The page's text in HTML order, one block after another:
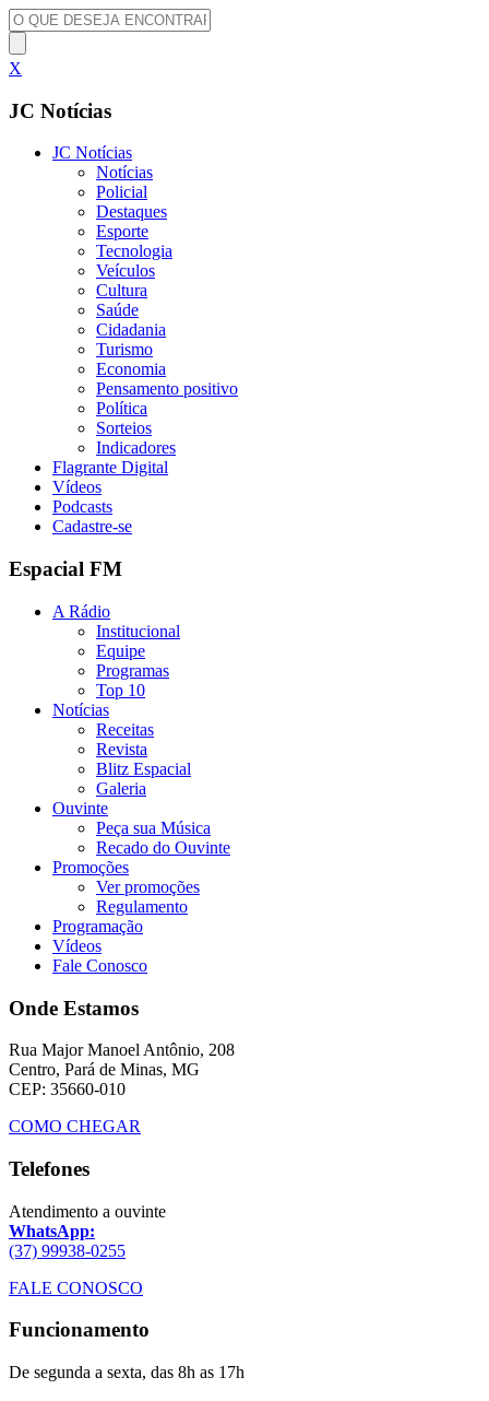
X
JC Notícias
JC Notícias
Notícias
Policial
Destaques
Esporte
Tecnologia
Veículos
Cultura
Saúde
Cidadania
Turismo
Economia
Pensamento positivo
Política
Sorteios
Indicadores
Flagrante Digital
Vídeos
Podcasts
Cadastre-se
Espacial FM
A Rádio
Institucional
Equipe
Programas
Top 10
Notícias
Receitas
Revista
Blitz Espacial
Galeria
Ouvinte
Peça sua Música
Recado do Ouvinte
Promoções
Ver promoções
Regulamento
Programação
Vídeos
Fale Conosco
Onde Estamos
Rua Major Manoel Antônio, 208
Centro, Pará de Minas, MG
CEP: 35660-010
COMO CHEGAR
Telefones
Atendimento a ouvinte
WhatsApp:
(37) 99938-0255
FALE CONOSCO
Funcionamento
De segunda a sexta, das 8h as 17h